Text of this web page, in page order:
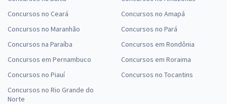
Concursos no Ceará
Concursos no Maranhão
Concursos na Paraíba
Concursos em Pernambuco
Concursos no Piauí
Concursos no Rio Grande do
Norte
Concursos no Amapá
Concursos no Pará
Concursos em Rondônia
Concursos em Roraima
Concursos no Tocantins